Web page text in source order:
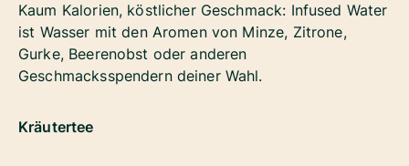
Kaum Kalorien, köstlicher Geschmack: Infused Water
ist Wasser mit den Aromen von Minze, Zitrone,
Gurke, Beerenobst oder anderen
Geschmacksspendern deiner Wahl.
Kräutertee